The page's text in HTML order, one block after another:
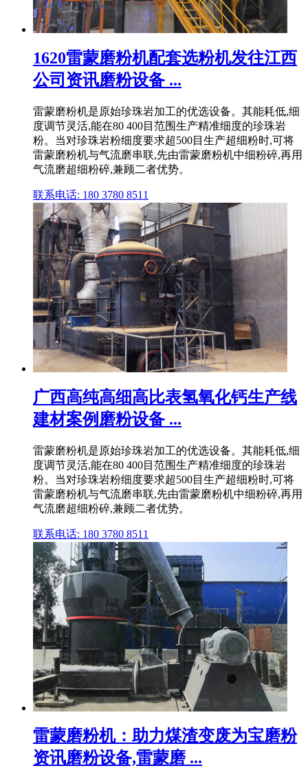
1620雷蒙磨粉机配套选粉机发往江西
公司资讯磨粉设备 ...
雷蒙磨粉机是原始珍珠岩加工的优选设备。其能耗低,细
度调节灵活,能在80 400目范围生产精准细度的珍珠岩
粉。当对珍珠岩粉细度要求超500目生产超细粉时,可将
雷蒙磨粉机与气流磨串联,先由雷蒙磨粉机中细粉碎,再用
气流磨超细粉碎,兼顾二者优势。
联系电话: 180 3780 8511
广西高纯高细高比表氢氧化钙生产线
建材案例磨粉设备 ...
雷蒙磨粉机是原始珍珠岩加工的优选设备。其能耗低,细
度调节灵活,能在80 400目范围生产精准细度的珍珠岩
粉。当对珍珠岩粉细度要求超500目生产超细粉时,可将
雷蒙磨粉机与气流磨串联,先由雷蒙磨粉机中细粉碎,再用
气流磨超细粉碎,兼顾二者优势。
联系电话: 180 3780 8511
雷蒙磨粉机：助力煤渣变废为宝磨粉
资讯磨粉设备,雷蒙磨 ...